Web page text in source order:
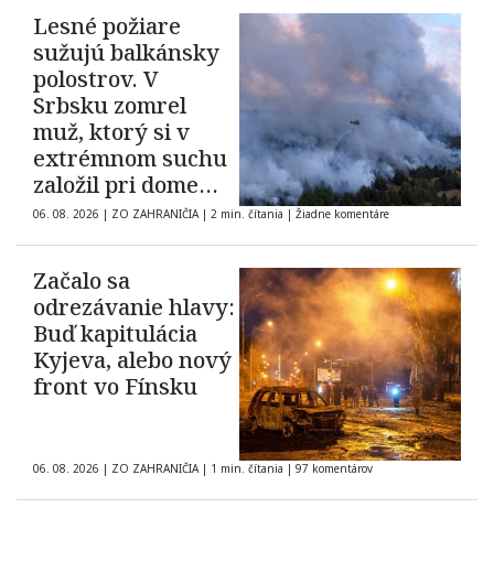
Lesné požiare
sužujú balkánsky
polostrov. V
Srbsku zomrel
muž, ktorý si v
extrémnom suchu
založil pri dome
oheň
06. 08. 2026 | ZO ZAHRANIČIA | 2 min. čítania | Žiadne komentáre
Začalo sa
odrezávanie hlavy:
Buď kapitulácia
Kyjeva, alebo nový
front vo Fínsku
06. 08. 2026 | ZO ZAHRANIČIA | 1 min. čítania | 97 komentárov